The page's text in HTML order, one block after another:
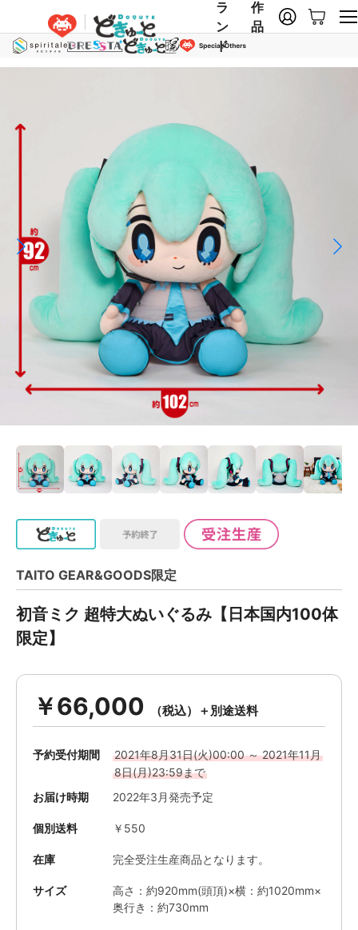
ラ
ン
ド
作
品
初音ミク 超特大ぬいぐるみ【日本国内100体
限定】
TAITO GEAR&GOODS限定
￥66,000
予約受付期間
2021年8月31日(火)00:00 ～ 2021年11月
8日(月)23:59まで
お届け時期
2022年3月発売予定
サイズ
高さ：約920mm(頭頂)×横：約1020mm×
奥行き：約730mm
個別送料 ￥550
在庫 完全受注生産商品となります。